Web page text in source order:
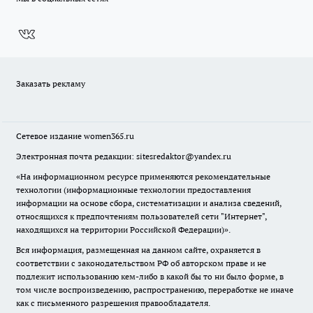
Заказать рекламу
Сетевое издание women365.ru
Электронная почта редакции: sitesredaktor@yandex.ru
«На информационном ресурсе применяются рекомендательные
технологии (информационные технологии предоставления
информации на основе сбора, систематизации и анализа сведений,
относящихся к предпочтениям пользователей сети "Интернет",
находящихся на территории Российской Федерации)».
Вся информация, размещенная на данном сайте, охраняется в
соответствии с законодательством РФ об авторском праве и не
подлежит использованию кем-либо в какой бы то ни было форме, в
том числе воспроизведению, распространению, переработке не иначе
как с письменного разрешения правообладателя.